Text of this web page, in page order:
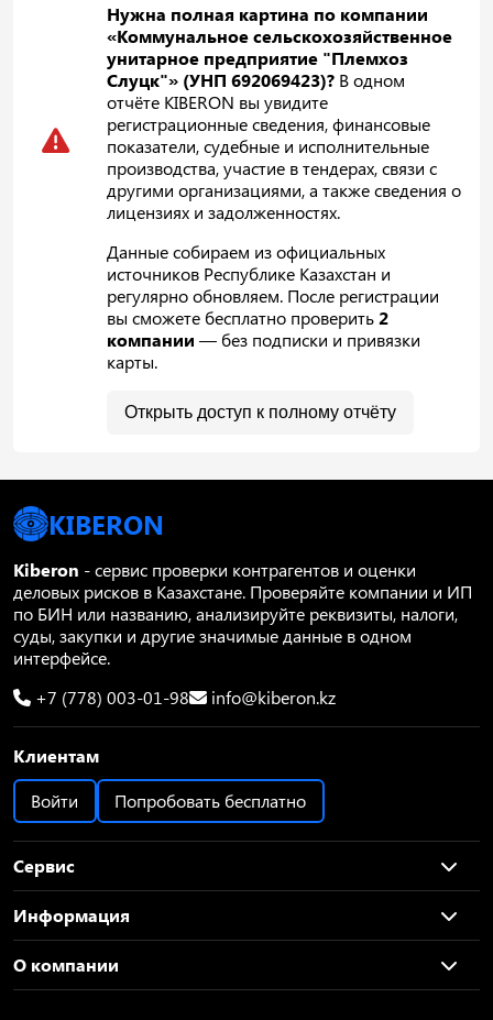
Нужна полная картина по компании
«Коммунальное сельскохозяйственное
унитарное предприятие "Племхоз
Слуцк"» (УНП 692069423)? В одном
отчёте KIBERON вы увидите
регистрационные сведения, финансовые
показатели, судебные и исполнительные
производства, участие в тендерах, связи с
другими организациями, а также сведения о
лицензиях и задолженностях.
Данные собираем из официальных
источников Республике Казахстан и
регулярно обновляем. После регистрации
вы сможете бесплатно проверить2
компании — без подписки и привязки
карты.
Открыть доступ к полному отчёту
KIBERON
Kiberon - сервис проверки контрагентов и оценки
деловых рисков в Казахстане. Проверяйте компании и ИП
по БИН или названию, анализируйте реквизиты, налоги,
суды, закупки и другие значимые данные в одном
интерфейсе.
+7 (778) 003-01-98
info@kiberon.kz
Клиентам
Войти
Попробовать бесплатно
Сервис
Информация
О компании